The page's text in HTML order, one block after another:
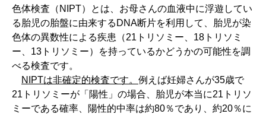
色体検査（NIPT）とは、お母さんの血液中に浮遊してい
る胎児の胎盤に由来するDNA断片を利用して、胎児が染
色体の異数性による疾患（21トリソミー、18トリソミ
ー、13トリソミー）を持っているかどうかの可能性を調
べる検査です。
NIPTは非確定的検査です。 例えば妊婦さんが35歳で
21トリソミーが「陽性」の場合、胎児が本当に21トリソ
ミーである確率、陽性的中率は約80％であり、約20％に